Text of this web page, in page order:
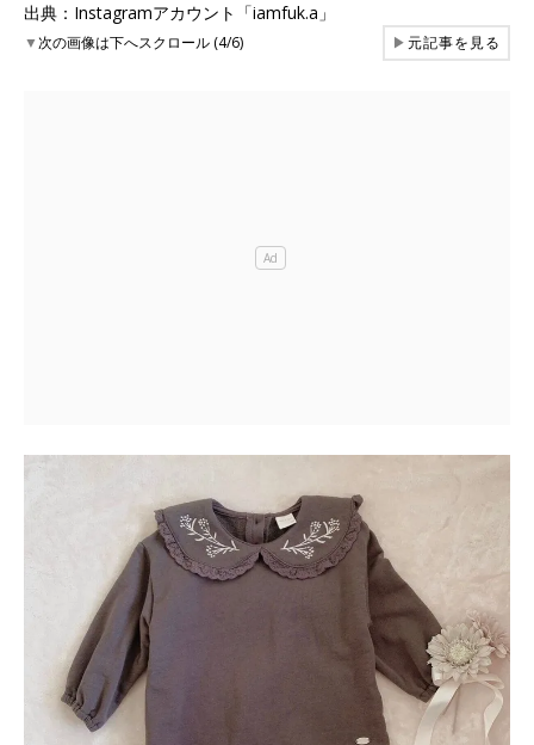
出典：Instagramアカウント「iamfuk.a」
▼次の画像は下へスクロール (4/6) ▶元記事を見る